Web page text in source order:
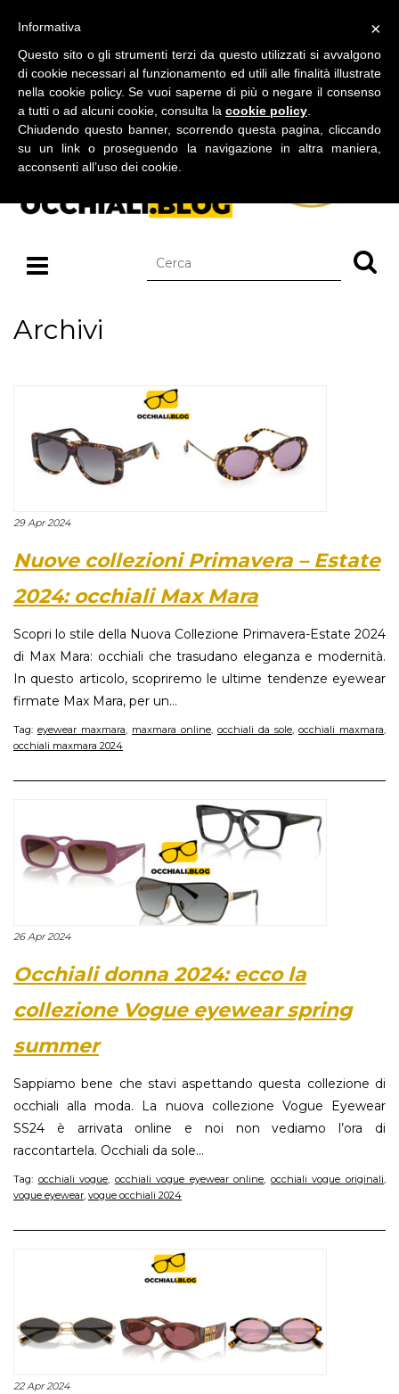
BLOG SU OCCHIALI DA SOLE E OCCHIALI DA VISTA
Archivi
29 Apr 2024
Nuove collezioni Primavera – Estate
2024: occhiali Max Mara
Scopri lo stile della Nuova Collezione Primavera-Estate 2024
di Max Mara: occhiali che trasudano eleganza e modernità.
In questo articolo, scopriremo le ultime tendenze eyewear
firmate Max Mara, per un...
Tag: eyewear maxmara, maxmara online, occhiali da sole, occhiali maxmara,
occhiali maxmara 2024
26 Apr 2024
Occhiali donna 2024: ecco la
collezione Vogue eyewear spring
summer
Sappiamo bene che stavi aspettando questa collezione di
occhiali alla moda. La nuova collezione Vogue Eyewear
SS24 è arrivata online e noi non vediamo l’ora di
raccontartela. Occhiali da sole...
Tag: occhiali vogue, occhiali vogue eyewear online, occhiali vogue originali,
vogue eyewear, vogue occhiali 2024
22 Apr 2024
×
Informativa
Questo sito o gli strumenti terzi da questo utilizzati si avvalgono
di cookie necessari al funzionamento ed utili alle finalità illustrate
nella cookie policy. Se vuoi saperne di più o negare il consenso
a tutti o ad alcuni cookie, consulta la cookie policy
Chiudendo questo banner, scorrendo questa pagina, cliccando
su un link o proseguendo la navigazione in altra maniera,
acconsenti all’uso dei cookie.